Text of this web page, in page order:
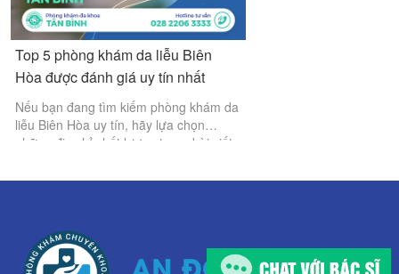
Top 5 phòng khám da liễu Biên
Hòa được đánh giá uy tín nhất
Nếu bạn đang tìm kiếm phòng khám da
liễu Biên Hòa uy tín, hãy lựa chọn
những địa chỉ chất lượng trong bài viết
làn da khỏe mạnh và tự tin hơn mỗi